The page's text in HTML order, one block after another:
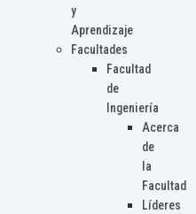
y
Aprendizaje
Facultades
Facultad
de
Ingeniería
Acerca
de
la
Facultad
Líderes